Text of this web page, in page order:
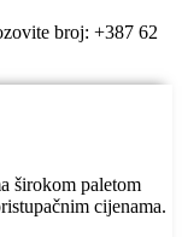
broj: +387 62
širokom paletom
cijenama.